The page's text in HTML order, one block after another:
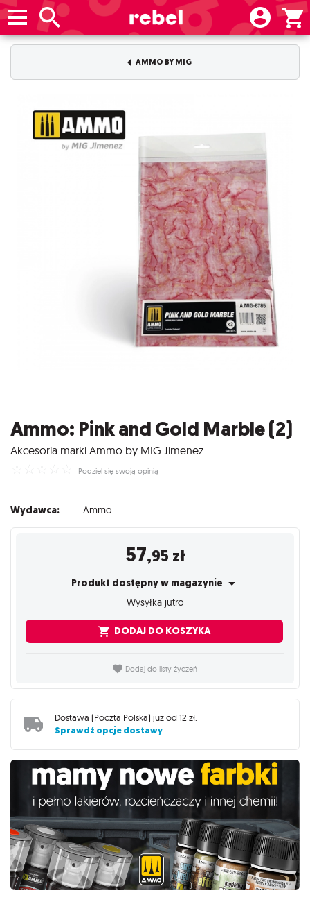
AMMO BY MIG
Ammo: Pink and Gold Marble (2)
Akcesoria marki Ammo by MIG Jimenez
Podziel się swoją opinią
Wydawca: Ammo
57,95 zł
Produkt dostępny w magazynie
Wysyłka jutro
DODAJ DO KOSZYKA
Dodaj do listy życzeń
Dostawa (Poczta Polska) już od 12 zł.
Sprawdź opcje dostawy